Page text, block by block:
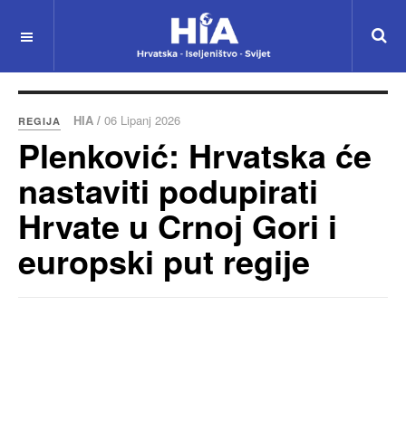
REGIJA HIA / 06 Lipanj 2026
Plenković: Hrvatska će
nastaviti podupirati
Hrvate u Crnoj Gori i
europski put regije